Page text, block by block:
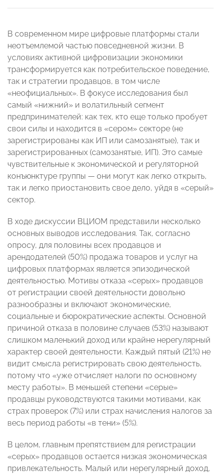
В современном мире цифровые платформы стали
неотъемлемой частью повседневной жизни. В
условиях активной цифровизации экономики
трансформируется как потребительское поведение,
так и стратегии продавцов, в том числе
«неофициальных». В фокусе исследования был
самый «нижний» и волатильный сегмент
предпринимателей: как тех, кто еще только пробует
свои силы и находится в «сером» секторе (не
зарегистрированы как ИП или самозанятые), так и
зарегистрированных (самозанятые, ИП). Это самые
чувствительные к экономической и регуляторной
конъюнктуре группы — они могут как легко открыть,
так и легко приостановить свое дело, уйдя в «серый»
сектор.
В ходе дискуссии ВЦИОМ представили несколько
основных выводов исследования. Так, согласно
опросу, для половины всех продавцов и
арендодателей (50%) продажа товаров и услуг на
цифровых платформах является эпизодической
деятельностью. Мотивы отказа «серых» продавцов
от регистрации своей деятельности довольно
разнообразны и включают экономические,
социальные и бюрократические аспекты. Основной
причиной отказа в половине случаев (53%) называют
слишком маленький доход или крайне нерегулярный
характер своей деятельности. Каждый пятый (21%) не
видит смысла регистрировать свою деятельность,
потому что «уже отчисляет налоги по основному
месту работы». В меньшей степени «серые»
продавцы руководствуются такими мотивами, как
страх проверок (7%) или страх начисления налогов за
весь период работы «в тени» (5%).
В целом, главным препятствием для регистрации
«серых» продавцов остается низкая экономическая
привлекательность. Малый или нерегулярный доход,